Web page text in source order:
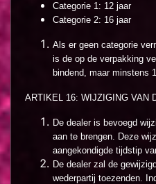
Categorie 1: 12 jaar
Categorie 2: 16 jaar
Als er geen categorie
is de op de verpakking
bindend, maar minstens
ARTIKEL 16: WIJZIGING VAN
De dealer is bevoegd
aan te brengen. Deze
aangekondigde tijdstip
De dealer zal de
wederpartij toezenden.